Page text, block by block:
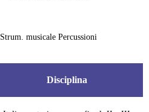
Strum. musicale Percussioni
Disciplina